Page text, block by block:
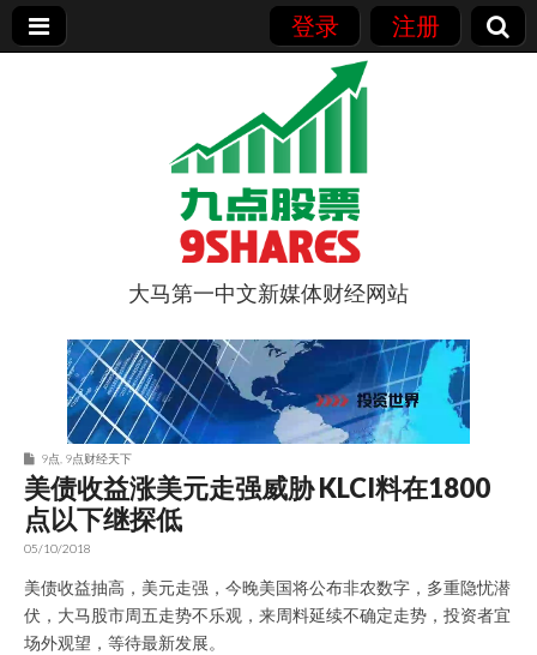
登录 注册
9点股票
大马第一中文新媒体财经网站
9点 9点财经天下
美债收益涨美元走强威胁 KLCI料在1800
点以下继探低
05/10/2018
美债收益抽高，美元走强，今晚美国将公布非农数字，多重隐忧潜
伏，大马股市周五走势不乐观，来周料延续不确定走势，投资者宜
场外观望，等待最新发展。